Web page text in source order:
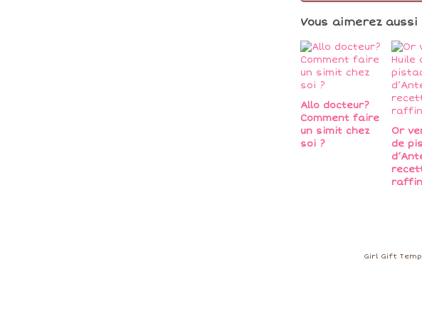
Vous aimerez aussi
Allo docteur?
Comment faire
un simit chez
soi ?
Or
de
Girl Gift